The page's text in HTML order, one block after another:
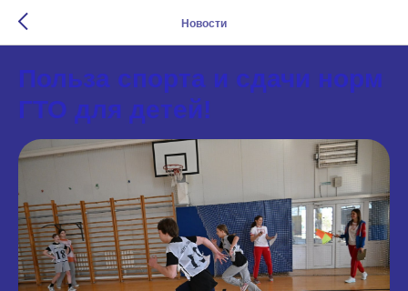
Новости
Польза спорта и сдачи норм
ГТО для детей!